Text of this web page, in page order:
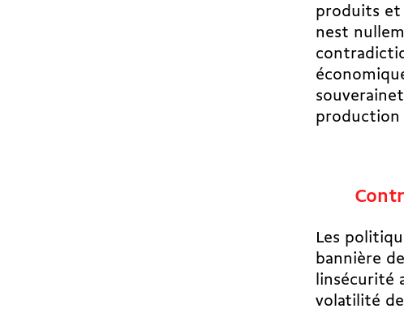
produits et
nest
production
Les
bannière
volatilité